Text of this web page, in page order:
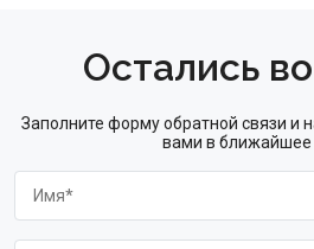
Остались
Заполните форму обратной связи и
вами в ближайшее